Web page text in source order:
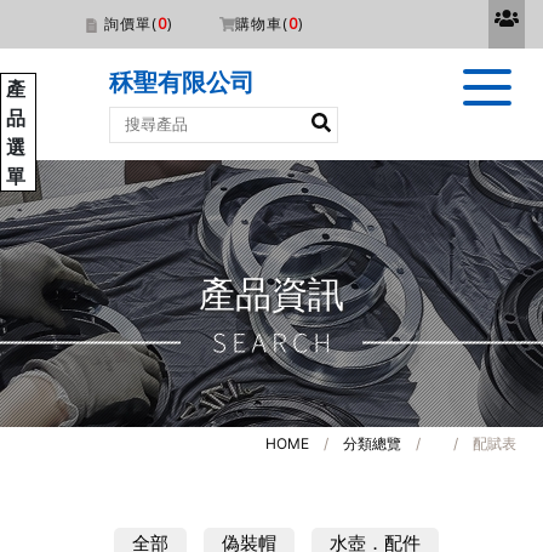
詢價單(0) 購物車(0)
秝聖有限公司
產品資訊
HOME/ 分類總覽/ / 配賦表
產
品
選
單
全部 偽裝帽
水壺．配件